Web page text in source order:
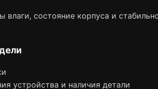
состояние корпуса и
устройства и наличия детали